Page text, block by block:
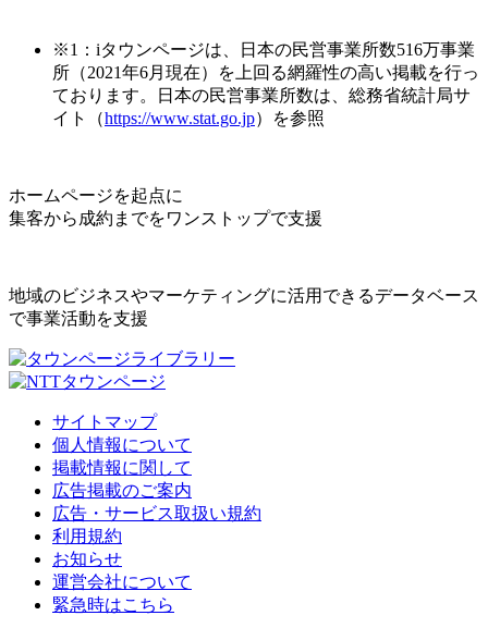
※1：iタウンページは、日本の民営事業所数516万事業
所（2021年6月現在）を上回る網羅性の高い掲載を行っ
ております。日本の民営事業所数は、総務省統計局サ
イト（https://www.stat.go.jp）を参照
ホームページを起点に
集客から成約までをワンストップで支援
地域のビジネスやマーケティングに活用できるデータベース
で事業活動を支援
サイトマップ
個人情報について
掲載情報に関して
広告掲載のご案内
広告・サービス取扱い規約
利用規約
お知らせ
運営会社について
緊急時はこちら